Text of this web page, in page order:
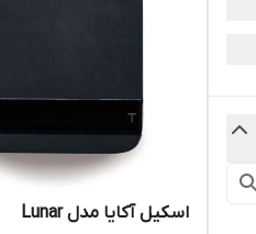
اسکیل آکایا مدل Lunar